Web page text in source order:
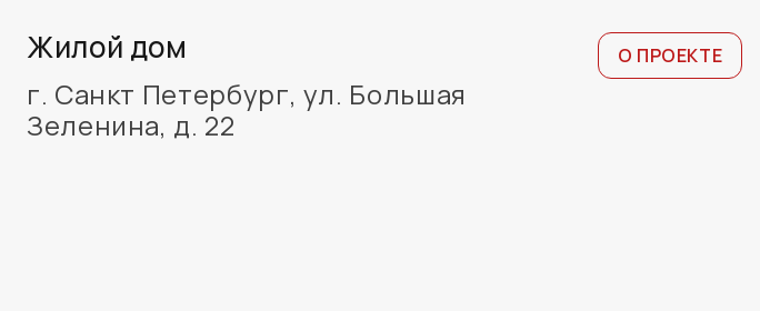
Жилой дом
г. Санкт Петербург, ул. Большая
Зеленина, д. 22
О ПРОЕКТЕ